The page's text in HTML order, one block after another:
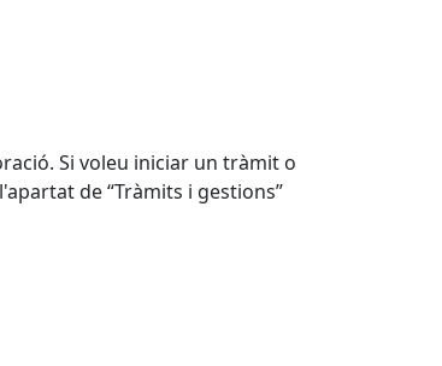
Si voleu iniciar un tràmit o
de “Tràmits i gestions”